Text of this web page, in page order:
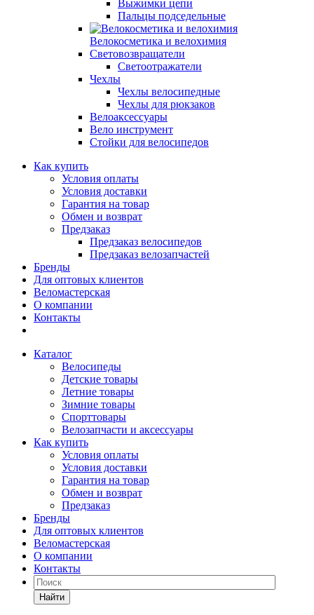
Выжимки цепи
Пальцы подседельные
Велокосметика и велохимия
Световозвращатели
Светоотражатели
Чехлы
Чехлы велосипедные
Чехлы для рюкзаков
Велоаксессуары
Вело инструмент
Стойки для велосипедов
Как купить
Условия оплаты
Условия доставки
Гарантия на товар
Обмен и возврат
Предзаказ
Предзаказ велосипедов
Предзаказ велозапчастей
Бренды
Для оптовых клиентов
Веломастерская
О компании
Контакты
Каталог
Велосипеды
Детские товары
Летние товары
Зимние товары
Спорттовары
Велозапчасти и аксессуары
Как купить
Условия оплаты
Условия доставки
Гарантия на товар
Обмен и возврат
Предзаказ
Бренды
Для оптовых клиентов
Веломастерская
О компании
Контакты
Найти